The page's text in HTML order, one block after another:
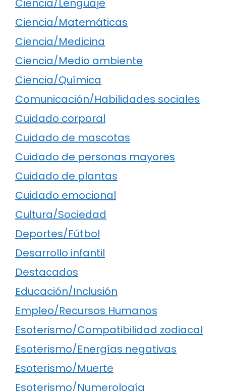
Ciencia/Lenguaje
Ciencia/Matemáticas
Ciencia/Medicina
Ciencia/Medio ambiente
Ciencia/Química
Comunicación/Habilidades sociales
Cuidado corporal
Cuidado de mascotas
Cuidado de personas mayores
Cuidado de plantas
Cuidado emocional
Cultura/Sociedad
Deportes/Fútbol
Desarrollo infantil
Destacados
Educación/Inclusión
Empleo/Recursos Humanos
Esoterismo/Compatibilidad zodiacal
Esoterismo/Energías negativas
Esoterismo/Muerte
Esoterismo/Numerología